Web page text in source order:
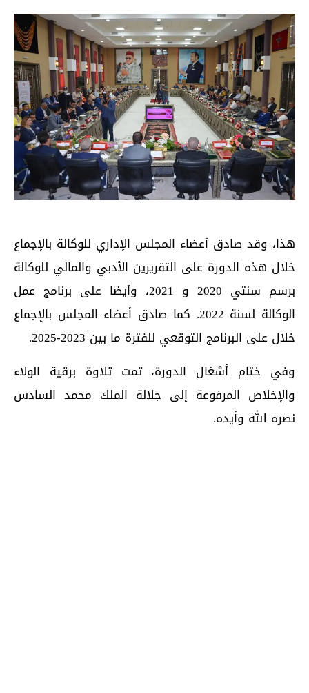
هذا، وقد صادق أعضاء المجلس الإداري للوكالة بالإجماع
خلال هذه الدورة على التقريرين الأدبي والمالي للوكالة
برسم سنتي 2020 و 2021، وأيضا على برنامج عمل
الوكالة لسنة 2022. كما صادق أعضاء المجلس بالإجماع
خلال على البرنامج التوقعي للفترة ما بين 2023-2025.
وفي ختام أشغال الدورة، تمت تلاوة برقية الولاء
والإخلاص المرفوعة إلى جلالة الملك محمد السادس
نصره الله وأيده.